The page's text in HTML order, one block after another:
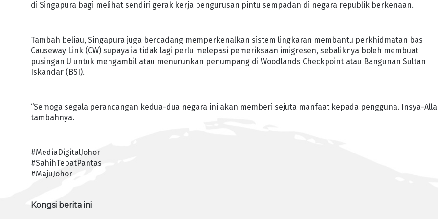
di Singapura bagi melihat sendiri gerak kerja pengurusan pintu sempadan di negara republik berkenaan.
Tambah beliau, Singapura juga bercadang memperkenalkan sistem lingkaran membantu perkhidmatan bas
Causeway Link (CW) supaya ia tidak lagi perlu melepasi pemeriksaan imigresen, sebaliknya boleh membuat
pusingan U untuk mengambil atau menurunkan penumpang di Woodlands Checkpoint atau Bangunan Sultan
Iskandar (BSI).
“Semoga segala perancangan kedua-dua negara ini akan memberi sejuta manfaat kepada pengguna. Insya-
tambahnya.
#MediaDigitalJohor
#SahihTepatPantas
#MajuJohor
Kongsi berita ini